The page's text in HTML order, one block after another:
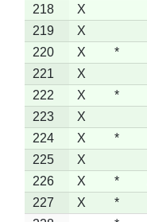
218
X
219
X
220
X *
221
X
222
X *
223
X
224
X *
225
X
226
X *
227
X *